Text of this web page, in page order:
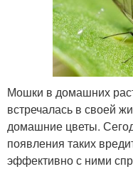
Мошки в домашних
встречалась в своей
домашние цветы.
появления таких
эффективно с ними